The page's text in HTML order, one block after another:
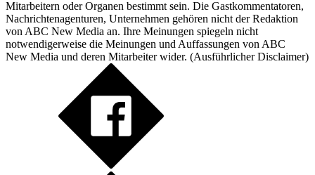
Mitarbeitern oder Organen bestimmt sein. Die Gastkommentatoren,
Nachrichtenagenturen, Unternehmen gehören nicht der Redaktion
von ABC New Media an. Ihre Meinungen spiegeln nicht
notwendigerweise die Meinungen und Auffassungen von ABC
New Media und deren Mitarbeiter wider. (Ausführlicher Disclaimer)